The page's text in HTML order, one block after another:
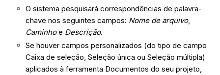
O sistema pesquisará correspondências de palavra-
chave nos seguintes campos: Nome de arquivo,
Caminhoe Descrição.
Se houver campos personalizados (do tipo de campo
Caixa de seleção, Seleção única ou Seleção múltipla)
aplicados à ferramenta Documentos do seu projeto,